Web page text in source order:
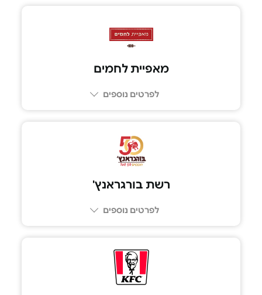
מאפיית לחמים
לפרטים נוספים
רשת בורגראנץ'
לפרטים נוספים